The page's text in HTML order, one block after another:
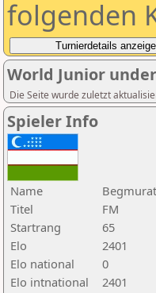
folgenden
World Junior
Die Seite wurde zuletzt
Spieler Info
Name
Titel
FM
Startrang
65
Elo
2401
Elo national
0
Elo intnational
2401